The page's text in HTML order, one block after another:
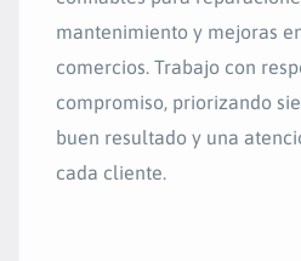
mantenimiento y mejoras
comercios. Trabajo con
compromiso, priorizando
buen resultado y una
cada cliente.